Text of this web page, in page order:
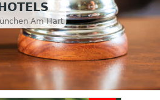
HOTELS
Am Hart